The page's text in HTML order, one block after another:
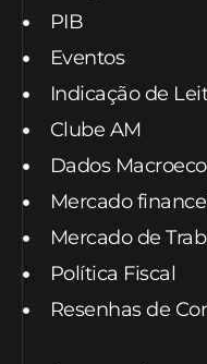
PIB
Eventos
Indicação de
Clube AM
Dados
Mercado
Mercado de
Política Fiscal
Resenhas de